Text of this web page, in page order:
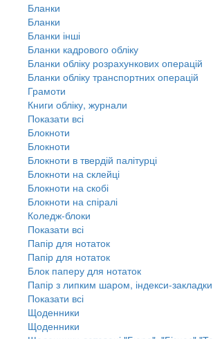
Бланки
Бланки
Бланки інші
Бланки кадрового обліку
Бланки обліку розрахункових операцій
Бланки обліку транспортних операцій
Грамоти
Книги обліку, журнали
Показати всі
Блокноти
Блокноти
Блокноти в твердій палітурці
Блокноти на склейці
Блокноти на скобі
Блокноти на спіралі
Коледж-блоки
Показати всі
Папір для нотаток
Папір для нотаток
Блок паперу для нотаток
Папір з липким шаром, індекси-закладки
Показати всі
Щоденники
Щоденники